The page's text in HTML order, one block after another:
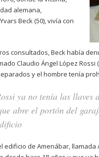
alemana,
Beck (50), vivía con
consultados, Beck había
Claudio Ángel López
y el hombre tenía
ya no tenía las llaves
abre el portón del
edificio de Amenábar,